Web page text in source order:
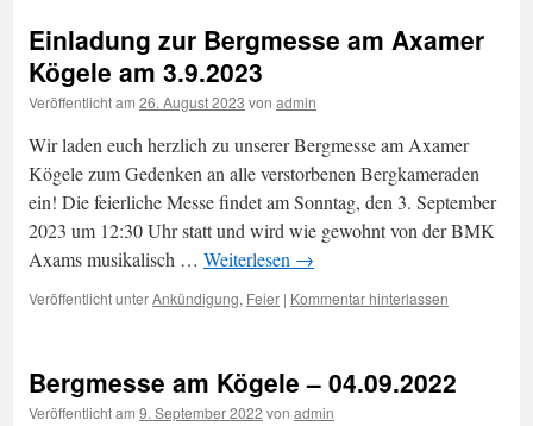
Einladung zur Bergmesse am Axamer
Kögele am 3.9.2023
Veröffentlicht am 26. August 2023 von admin
Wir laden euch herzlich zu unserer Bergmesse am Axamer
Kögele zum Gedenken an alle verstorbenen Bergkameraden
ein! Die feierliche Messe findet am Sonntag, den 3. September
2023 um 12:30 Uhr statt und wird wie gewohnt von der BMK
Axams musikalisch … Weiterlesen →
Veröffentlicht unterAnkündigung, Feier | Kommentar hinterlassen
Bergmesse am Kögele – 04.09.2022
Veröffentlicht am 9. September 2022 von admin